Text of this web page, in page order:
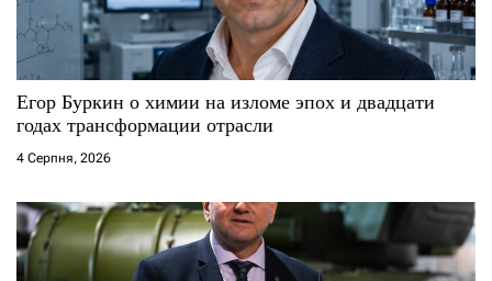
Егор Буркин о химии на изломе эпох и двадцати
годах трансформации отрасли
4 Серпня, 2026